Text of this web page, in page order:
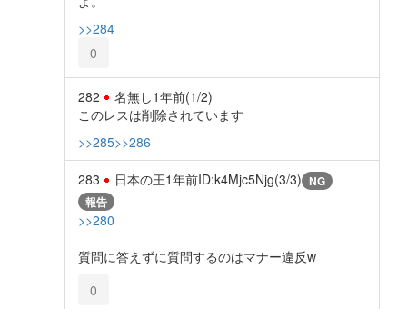
>>284
0
282 名無し1年前(1/2)
このレスは削除されています
>>285>>286
283 日本の王1年前ID:k4Mjc5Njg(3/3) NG
報告
>>280
質問に答えずに質問するのはマナー違反w
0